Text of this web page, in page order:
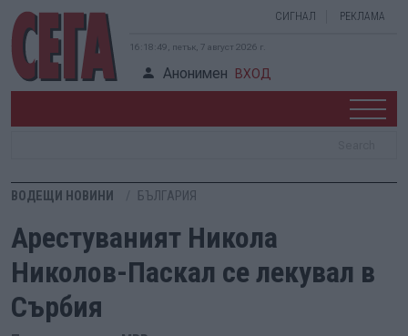
СИГНАЛ РЕКЛАМА
16:18:50, петък, 7 август 2026 г.
Анонимен ВХОД
ВОДЕЩИ НОВИНИ БЪЛГАРИЯ
Арестуваният Никола
Николов-Паскал се лекувал в
Сърбия